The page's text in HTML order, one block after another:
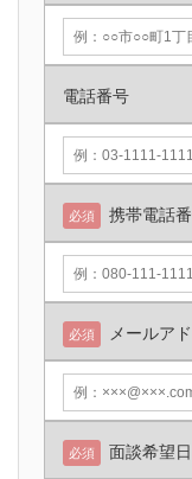
電話番号
必須 携帯電話
必須 メールア
必須 面談希望